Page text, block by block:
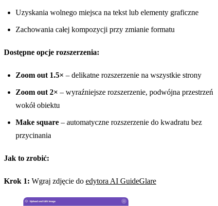
Uzyskania wolnego miejsca na tekst lub elementy graficzne
Zachowania całej kompozycji przy zmianie formatu
Dostępne opcje rozszerzenia:
Zoom out 1.5× – delikatne rozszerzenie na wszystkie strony
Zoom out 2× – wyraźniejsze rozszerzenie, podwójna przestrzeń
wokół obiektu
Make square – automatyczne rozszerzenie do kwadratu bez
przycinania
Jak to zrobić:
Krok 1: Wgraj zdjęcie do edytora AI GuideGlare